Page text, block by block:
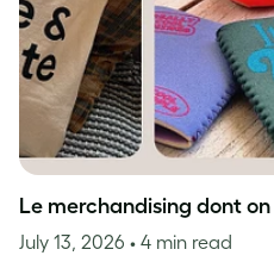
Le merchandising dont
July 13, 2026 • 4 min read